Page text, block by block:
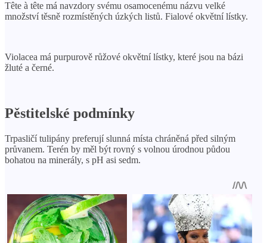
Tête à tête má navzdory svému osamocenému názvu velké
množství těsně rozmístěných úzkých listů. Fialové okvětní lístky.
Violacea má purpurově růžové okvětní lístky, které jsou na bázi
žluté a černé.
Pěstitelské podmínky
Trpasličí tulipány preferují slunná místa chráněná před silným
průvanem. Terén by měl být rovný s volnou úrodnou půdou
bohatou na minerály, s pH asi sedm.